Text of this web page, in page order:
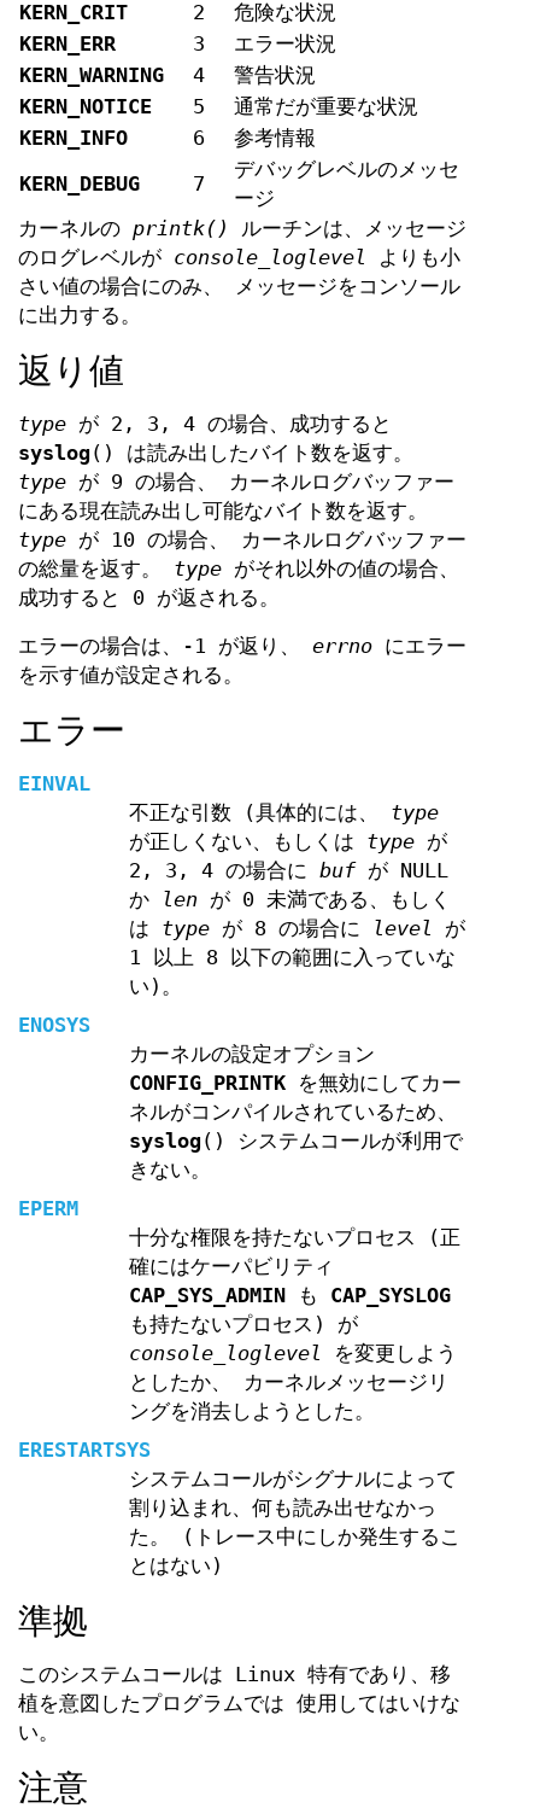
KERN_CRIT 2
危険な状況
KERN_ERR
3
エラー状況
KERN_WARNING
4
警告状況
KERN_NOTICE
5
通常だが重要な状況
KERN_INFO
6
参考情報
KERN_DEBUG
7
デバッグレベルのメッセ
ージ
カーネルの printk()
ルーチンは、メッセージ
のログレベルが console_loglevel
よりも小
さい値の場合にのみ、 メッセージをコンソール
に出力する。
返り値
type が 2, 3, 4 の場合、成功すると
syslog() は読み出したバイト数を返す。
type が 9 の場合、 カーネルログバッファー
にある現在読み出し可能なバイト数を返す。
type が 10 の場合、 カーネルログバッファー
の総量を返す。 type がそれ以外の値の場合、
成功すると 0 が返される。
エラーの場合は、-1 が返り、 errno にエラー
を示す値が設定される。
エラー
EINVAL
不正な引数 (具体的には、 type
が正しくない、もしくは typeが
2, 3, 4 の場合に bufが NULL
か
len が 0 未満である、もしく
は typeが 8 の場合に level が
1 以上 8 以下の範囲に入っていな
い)。
ENOSYS
カーネルの設定オプション
CONFIG_PRINTKを無効にしてカー
ネルがコンパイルされているため、
syslog() システムコールが利用で
きない。
EPERM
十分な権限を持たないプロセス (正
確にはケーパビリティ
CAP_SYS_ADMINも CAP_SYSLOG
も持たないプロセス) が
console_loglevel を変更しよう
としたか、 カーネルメッセージリ
ングを消去しようとした。
ERESTARTSYS
システムコールがシグナルによって
割り込まれ、何も読み出せなかっ
た。 (トレース中にしか発生するこ
とはない)
準拠
このシステムコールは Linux 特有であり、移
植を意図したプログラムでは 使用してはいけな
い。
注意